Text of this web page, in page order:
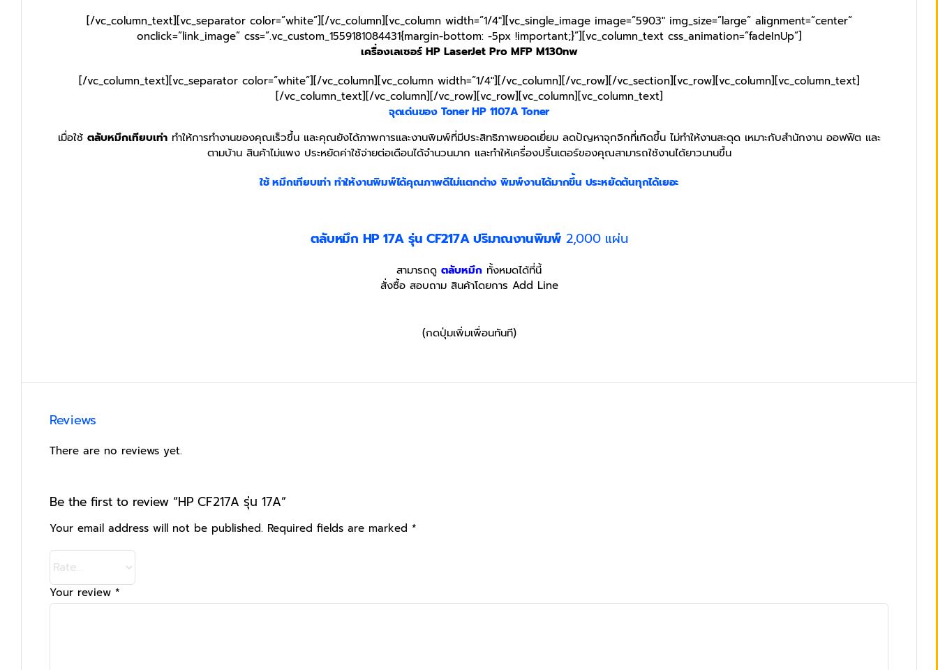
[/vc_column_text][vc_separator color=”white”][/vc_column][vc_column width=”1/4″][vc_single_image image=”5903″ img_size=”large” alignment=”center”
onclick=”link_image” css=”.vc_custom_1559181084431{margin-bottom: -5px !important;}”][vc_column_text css_animation=”fadeInUp”]
เครื่องเลเซอร์ HP LaserJet Pro MFP M130nw
[/vc_column_text][vc_separator color=”white”][/vc_column][vc_column width=”1/4″][/vc_column][/vc_row][/vc_section][vc_row][vc_column][vc_column_text]
[/vc_column_text][/vc_column][/vc_row][vc_row][vc_column][vc_column_text]
จุดเด่นของ TonerHP 1107A Toner
เมื่อใช้ ตลับหมึกเทียบเท่าทำให้การทำงานของคุณเร็วขึ้น และคุณยังได้ภาพการและงานพิมพ์ที่มีประสิทธิภาพยอดเยี่ยม ลดปัญหาจุกจิกที่เกิดขึ้น ไม่ทำให้งานสะดุด เหมาะกับสำนักงาน ออฟฟิต และ
ตามบ้าน สินค้าไม่แพง ประหยัดค่าใช้จ่ายต่อเดือนได้จำนวนมาก และทำให้เครื่องปริ้นเตอร์ของคุณสามารถใช้งานได้ยาวนานขึ้น
ใช้ หมึกเทียบเท่า ทำให้งานพิมพ์ได้คุณภาพดีไม่แตกต่าง พิมพ์งานได้มากขึ้น ประหยัดต้นทุกได้เยอะ
ตลับหมึก HP 17A รุ่น CF217A ปริมาณงานพิมพ์ 2,000 แผ่น
สามารถดู ตลับหมึก ทั้งหมดได้ที่นี้
สั่งซื้อ สอบถาม สินค้าโดยการ Add Line
(กดปุ่มเพิ่มเพื่อนทันที)
Reviews
There are no reviews yet.
Be the first to review “HP CF217A รุ่น 17A”
Your email address will not be published. Required fields are marked *
Your review *